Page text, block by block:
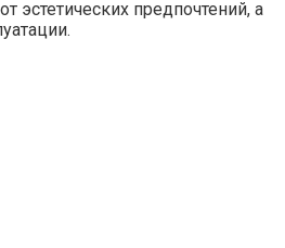
эстетических предпочтений, а